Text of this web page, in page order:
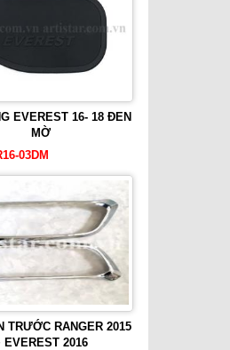
EVEREST 16- 18 ĐEN
MỜ
03DM
TRƯỚC RANGER 2015
EVEREST 2016